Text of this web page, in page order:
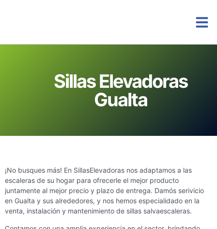
Sillas Elevadoras
Gualta
¡No busques más! En SillasElevadoras nos adaptamos a las
escaleras de su hogar para ofrecerle el mejor producto
juntamente al mejor precio y plazo de entrega. Damós serivicio
en Gualta y sus alrededores, y nos hemos especialidado en la
venta, instalación y mantenimiento de sillas salvaescaleras.